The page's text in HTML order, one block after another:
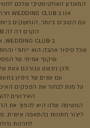
המועדון האולטימטיבי שלכם
אנו ב WEDDING CLUB חרתנו על דגלנו לעבוד
עם הטובים ביותר, הנחשקים
הקרם דה לה CLUB.
ב-WEDDING CLUB, אנו מאמינים
שכל סיפור אהבה הוא ייחודי
שיקוף אמיתי של
ולכן גיבשנו עבורכם צוות
עם שנים של ניסיון
על מנת לבחור את הספקים
האירועים
המשימה שלנו היא להפוך את
ליצור חתונות בהתאמה אישית.
לחגיגות